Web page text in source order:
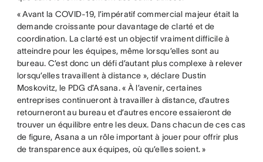
« Avant la COVID-19, l’impératif commercial majeur était la
demande croissante pour davantage de clarté et de
coordination. La clarté est un objectif vraiment difficile à
atteindre pour les équipes, même lorsqu’elles sont au
bureau. C’est donc un défi d’autant plus complexe à relever
lorsqu’elles travaillent à distance », déclare Dustin
Moskovitz, le PDG d’Asana. « À l’avenir, certaines
entreprises continueront à travailler à distance, d’autres
retourneront au bureau et d’autres encore essaieront de
trouver un équilibre entre les deux. Dans chacun de ces cas
de figure, Asana a un rôle important à jouer pour offrir plus
de transparence aux équipes, où qu’elles soient. »